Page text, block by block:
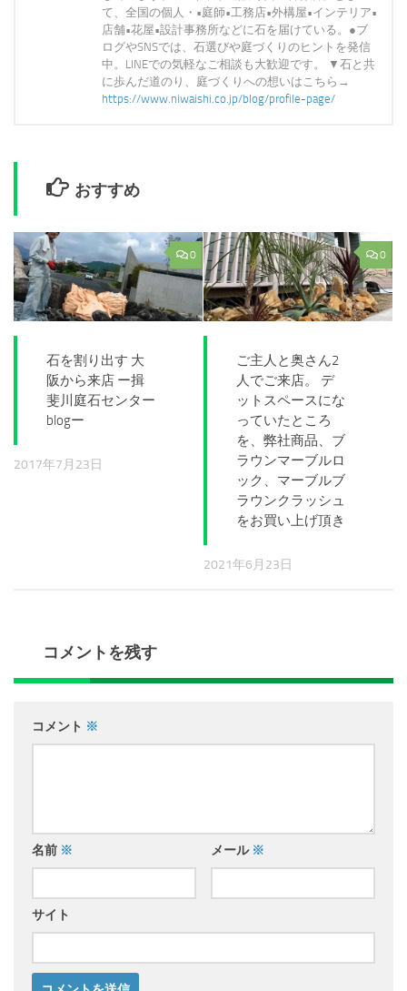
て、全国の個人・•庭師•工務店•外構屋•インテリア•
店舗•花屋•設計事務所などに石を届けている。●ブ
ログやSNSでは、石選びや庭づくりのヒントを発信
中。LINEでの気軽なご相談も大歓迎です。 ▼石と共
に歩んだ道のり、庭づくりへの想いはこちら→
https://www.niwaishi.co.jp/blog/profile-page/
おすすめ
0
石を割り出す 大
阪から来店 ー揖
斐川庭石センター
blogー
2017年7月23日
0
ご主人と奥さん2
人でご来店。 デ
ットスペースにな
っていたところ
を、弊社商品、ブ
ラウンマーブルロ
ック、マーブルブ
ラウンクラッシュ
をお買い上げ頂き
2021年6月23日
コメントを残す
コメント ※
名前 ※ メール ※
サイト